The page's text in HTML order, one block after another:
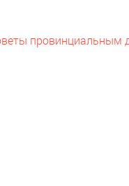
провинциальным